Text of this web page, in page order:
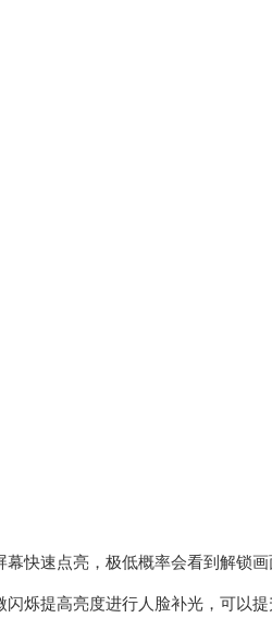
快速点亮，极低概率会看到解锁
烁提高亮度进行人脸补光，可以